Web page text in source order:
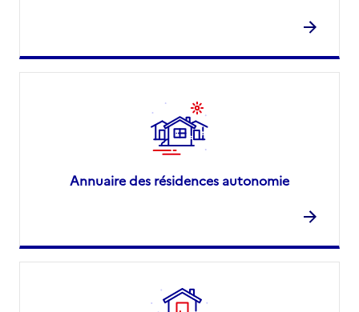
Annuaire des résidences autonomie